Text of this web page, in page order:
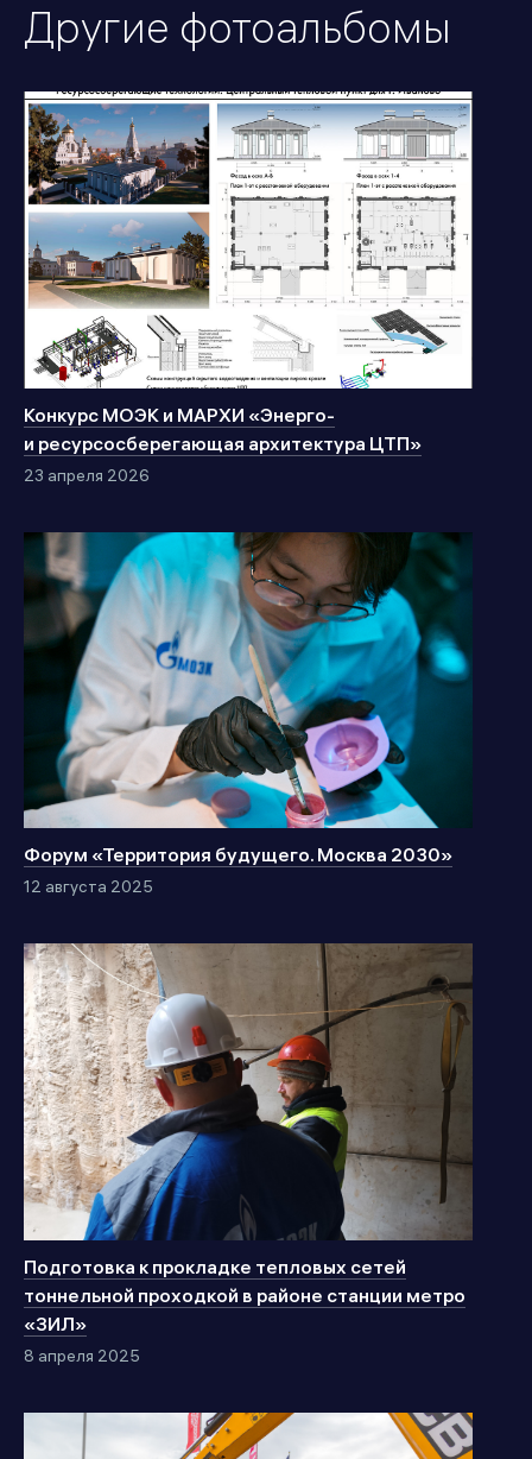
Другие фотоальбомы
Конкурс МОЭК и МАРХИ «Энерго-
и ресурсосберегающая архитектура ЦТП»
23 апреля 2026
Форум «Территория будущего. Москва 2030»
12 августа 2025
Подготовка к прокладке тепловых сетей
тоннельной проходкой в районе станции метро
«ЗИЛ»
8 апреля 2025